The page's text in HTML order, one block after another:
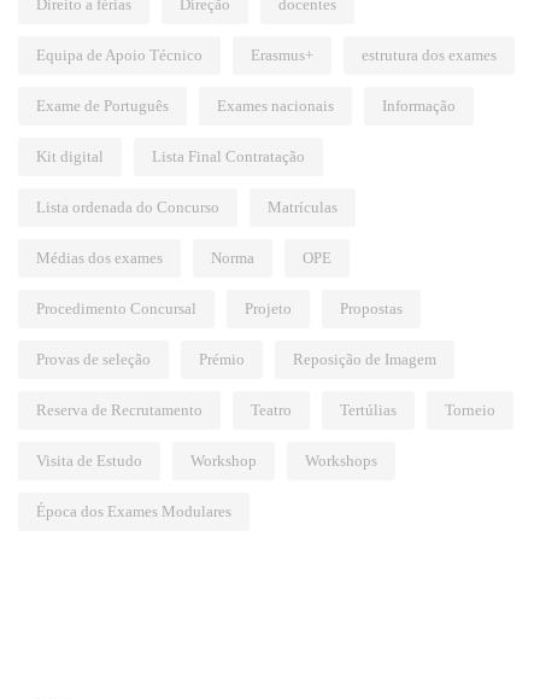
Direito a férias Direção docentes
Equipa de Apoio Técnico Erasmus+ estrutura dos exames
Exame de Português Exames nacionais Informação
Kit digital Lista Final Contratação
Lista ordenada do Concurso Matrículas
Médias dos exames Norma OPE
Procedimento Concursal Projeto Propostas
Provas de seleção Prémio Reposição de Imagem
Reserva de Recrutamento Teatro Tertúlias Torneio
Visita de Estudo Workshop Workshops
Época dos Exames Modulares